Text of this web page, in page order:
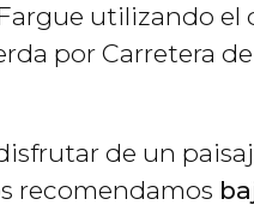
utilizando el
por Carretera de
de un
recomendamos